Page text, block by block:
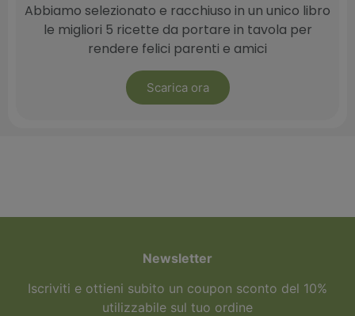
Abbiamo selezionato e racchiuso in un unico libro
le migliori 5 ricette da portare in tavola per
rendere felici parenti e amici
Scarica ora
Newsletter
Iscriviti e ottieni subito un coupon sconto del 10%
utilizzabile sul tuo ordine